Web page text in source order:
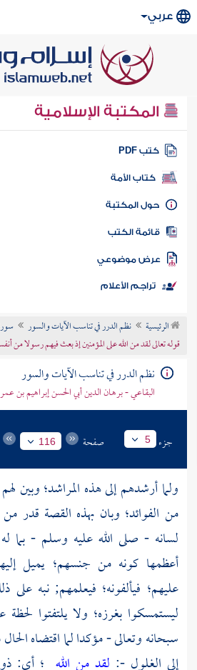
عربي
المكتبة الإسلامية
كتب PDF
كتاب الأمة
المكتبة
الكتب
موضوعي
تراجم الأعلام
الرئيسية نظم الدرر في تناسب الآيات والسور
قوله تعالى لقد من الله على المؤمنين إذ بعث فيهم رسولا من
نظم الدرر في تناسب الآيات والسور
البقاعي - برهان الدين أبي الحسن إبراهيم بن
جزء 5 صفحة 116
ولما أرشدهم إلى هذه المراشد؛ وبين
من الفوائد؛ وبان بهذه القصة قدر
لسانه - صلى الله عليه وسلم - بما
أعظمها كونه من جنسهم؛ يميل
عليهم؛ فيألفونه؛ فيعلمهم; نبه
ليستمسكوا بغرزه؛ ولا يلتفتوا
سبحانه وتعالى - مؤكدا لما اقتضاه
إلى الغلول -: لقد من الله ؛ أي: ذو